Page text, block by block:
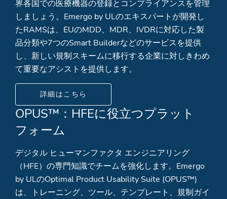
界各国での医療機器の登録とコンプライアンスを管理
しましょう。Emergo by ULのエキスパートが開発し
たRAMSは、EUのMDD、MDR、IVDRに対応した製
品分類や7つのSmart Builderなどのサービスを提供
し、新しい規制スキームに移行する企業に対しきわめ
て重要なアシストを提供します。
詳細はこちら
OPUS™：HFEに役立つプラット
フォーム
デジタル ヒューマンファクタ エンジニアリング
（HFE）の専門知識でチームを強化します。Emergo
by ULのOptimal Product Usability Suite (OPUS™)
は、トレーニング、ツール、テンプレート、規制ガイ